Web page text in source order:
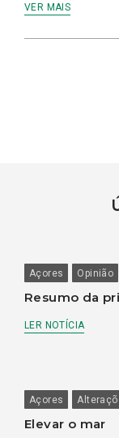
VER MAIS
Açores Opinião
Resumo da
LER NOTÍCIA
Açores
Elevar o mar